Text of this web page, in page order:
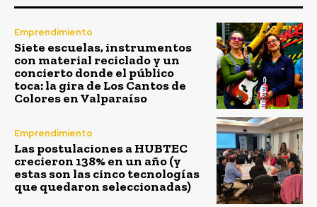
Emprendimiento
Siete escuelas, instrumentos
con material reciclado y un
concierto donde el público
toca: la gira de Los Cantos de
Colores en Valparaíso
Emprendimiento
Las postulaciones a HUBTEC
crecieron 138% en un año (y
estas son las cinco tecnologías
que quedaron seleccionadas)